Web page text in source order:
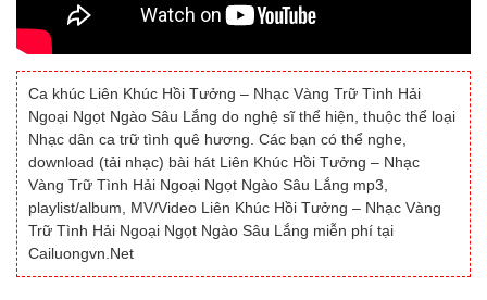
Ca khúc Liên Khúc Hồi Tưởng – Nhạc Vàng Trữ Tình Hải
Ngoại Ngọt Ngào Sâu Lắng do nghệ sĩ thể hiện, thuộc thể loại
Nhạc dân ca trữ tình quê hương. Các bạn có thể nghe,
download (tải nhạc) bài hát Liên Khúc Hồi Tưởng – Nhạc
Vàng Trữ Tình Hải Ngoại Ngọt Ngào Sâu Lắng mp3,
playlist/album, MV/Video Liên Khúc Hồi Tưởng – Nhạc Vàng
Trữ Tình Hải Ngoại Ngọt Ngào Sâu Lắng miễn phí tại
Cailuongvn.Net